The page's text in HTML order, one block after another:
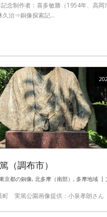
念制作者：喜多敏勝（1954年、高岡
久治⇒銅像探索記…
（調布市）
京都の銅像, 北多摩（南部） , 多摩地域
町 実篤公園画像提供：小泉孝朗さん